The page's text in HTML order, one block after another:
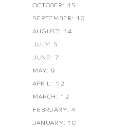
OCTOBER: 15
SEPTEMBER: 10
AUGUST: 14
JULY: 5
JUNE: 7
MAY: 9
APRIL: 12
MARCH: 12
FEBRUARY: 4
JANUARY: 10